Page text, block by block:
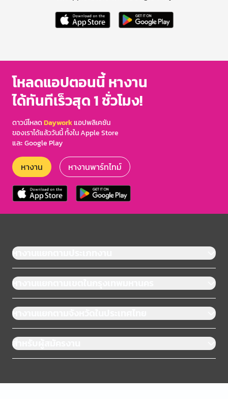
โหลดแอปตอนนี้ หางาน
ได้ทันทีเร็วสุด 1 ชั่วโมง!
ดาวน์โหลดDayworkแอปพลิเคชัน
ของเราได้แล้ววันนี้ ทั้งใน Apple Store
และ Google Play
หางาน หางานพาร์ทไทม์
หางานแยกตามประเภทงาน
หางานแยกตามเขตในกรุงเทพมหานคร
หางานแยกตามจังหวัดในประเทศไทย
สำหรับผู้สมัครงาน